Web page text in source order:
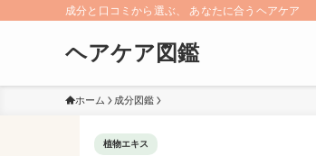
成分と口コミから選ぶ、 あなたに合うヘアケア
ヘアケア図鑑
ホーム 成分図鑑
植物エキス